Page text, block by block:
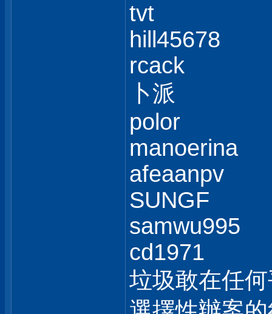
tvt
hill45678
rcack
卜派
polor
manoerina
afeaanpv
SUNGF
samwu995
cd1971
垃圾敢在任